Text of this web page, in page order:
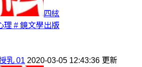
四絃
理 # 鏡文學出版
乳 01 2020-03-05 12:43:36 更新